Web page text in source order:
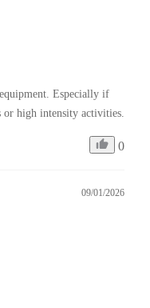
Especially if
high intensity activities.
0
09/01/2026